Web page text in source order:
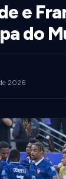
e
do
2026